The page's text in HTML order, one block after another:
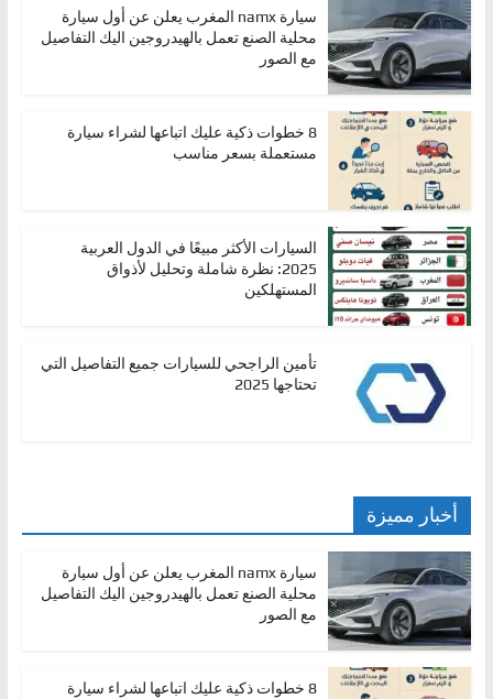
سيارة namx المغرب يعلن عن أول سيارة
محلية الصنع تعمل بالهيدروجين اليك التفاصيل
مع الصور
8 خطوات ذكية عليك اتباعها لشراء سيارة
مستعملة بسعر مناسب
السيارات الأكثر مبيعًا في الدول العربية
2025: نظرة شاملة وتحليل لأذواق
المستهلكين
تأمين الراجحي للسيارات جميع التفاصيل التي
تحتاجها 2025
أخبار مميزة
سيارة namx المغرب يعلن عن أول سيارة
محلية الصنع تعمل بالهيدروجين اليك التفاصيل
مع الصور
8 خطوات ذكية عليك اتباعها لشراء سيارة